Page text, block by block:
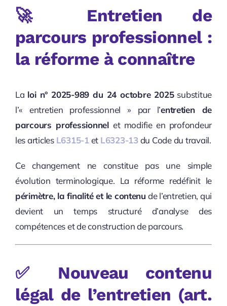
🚀 Entretien de
parcours professionnel :
la réforme à connaître
La loi n° 2025-989 du 24 octobre 2025substitue
l’« entretien professionnel » par l’entretien de
parcours professionnel et modifie en profondeur
les articles L6315-1et L6323-13 du Code du travail.
Ce changement ne constitue pas une simple
évolution terminologique. La réforme redéfinit le
périmètre, la finalité et le contenu de l’entretien, qui
devient un temps structuré d’analyse des
compétences et de construction de parcours.
✅ Nouveau contenu
légal de l’entretien (art.